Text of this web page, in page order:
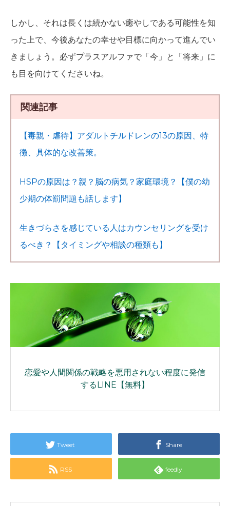
しかし、それは長くは続かない癒やしである可能性を知
った上で、今後あなたの幸せや目標に向かって進んでい
きましょう。必ずプラスアルファで「今」と「将来」に
も目を向けてくださいね。
関連記事
【毒親・虐待】アダルトチルドレンの13の原因、特
徴、具体的な改善策。
HSPの原因は？親？脳の病気？家庭環境？【僕の幼
少期の体罰問題も話します】
生きづらさを感じている人はカウンセリングを受け
るべき？【タイミングや相談の種類も】
恋愛や人間関係の戦略を悪用されない程度に発信
するLINE【無料】
Tweet Share
RSS feedly